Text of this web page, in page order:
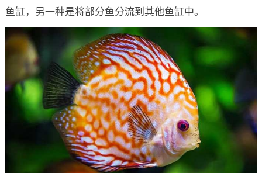
鱼缸，另一种是将部分鱼分流到其他鱼缸中。